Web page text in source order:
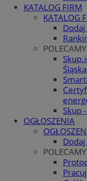
KATALOG FIRM
KATALOG
POLECAMY
Śląska
Skup
OGŁOSZENIA
Dodaj
POLECAMY